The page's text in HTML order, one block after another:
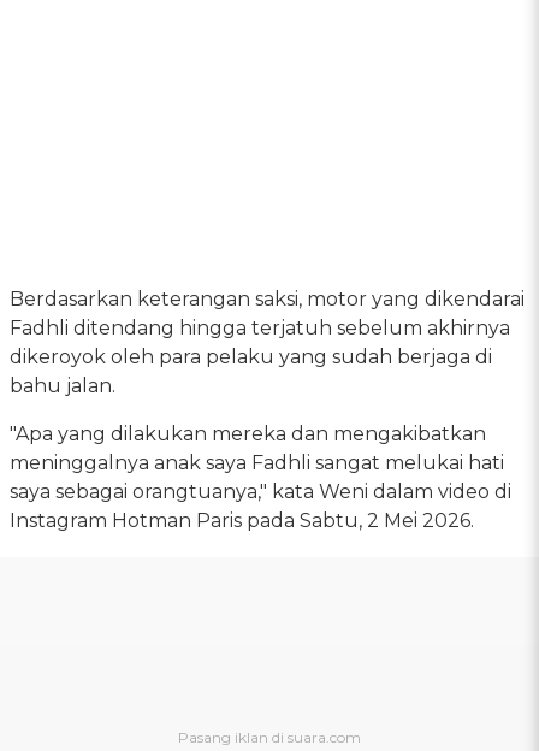
Berdasarkan keterangan saksi, motor yang dikendarai
Fadhli ditendang hingga terjatuh sebelum akhirnya
dikeroyok oleh para pelaku yang sudah berjaga di
bahu jalan.
"Apa yang dilakukan mereka dan mengakibatkan
meninggalnya anak saya Fadhli sangat melukai hati
saya sebagai orangtuanya," kata Weni dalam video di
Instagram Hotman Paris pada Sabtu, 2 Mei 2026.